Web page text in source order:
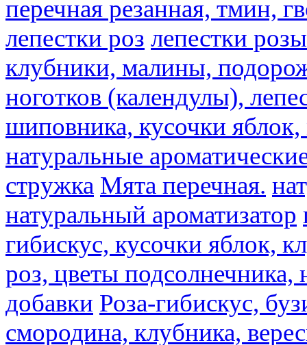
перечная резанная, тмин,
лепестки роз лепестки розы
клубники, малины,
ноготков (календулы),
шиповника, кусочки
натуральные
стружка Мята перечная.
натуральный ароматизатор
гибискус, кусочки яблок,
роз, цветы подсолнечника,
добавки Роза-гибискус,
смородина, клубника,